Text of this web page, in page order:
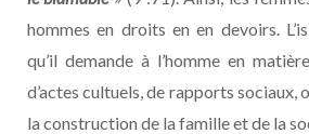
hommes en droits en en devoirs.
qu’il demande à l’homme en
d’actes cultuels, de rapports sociaux,
la construction de la famille et de la